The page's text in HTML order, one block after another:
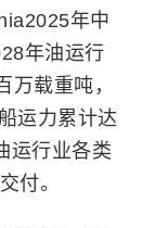
年中
年油运行
载重吨，
运力累计达
运行业各类
付。